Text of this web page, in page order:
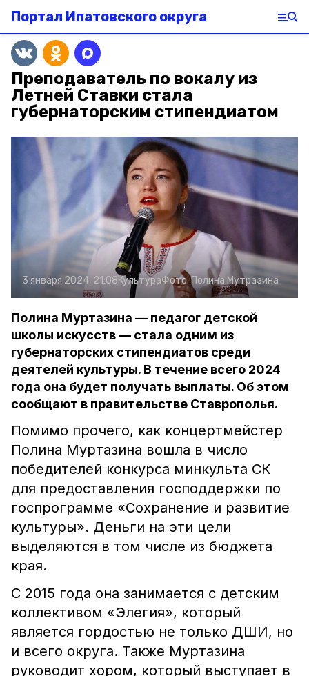
Портал Ипатовского округа
Преподаватель по вокалу из
Летней Ставки стала
губернаторским стипендиатом
3 января 2024, 21:08КультураФото:Полина Мутразина
Полина Муртазина — педагог детской
школы искусств — стала одним из
губернаторских стипендиатов среди
деятелей культуры. В течение всего 2024
года она будет получать выплаты. Об этом
сообщают в правительстве Ставрополья.
Помимо прочего, как концертмейстер
Полина Муртазина вошла в число
победителей конкурса минкульта СК
для предоставления господдержки по
госпрограмме «Сохранение и развитие
культуры». Деньги на эти цели
выделяются в том числе из бюджета
края.
С 2015 года она занимается с детским
коллективом «Элегия», который
является гордостью не только ДШИ, но
и всего округа. Также Муртазина
руководит хором, который выступает в